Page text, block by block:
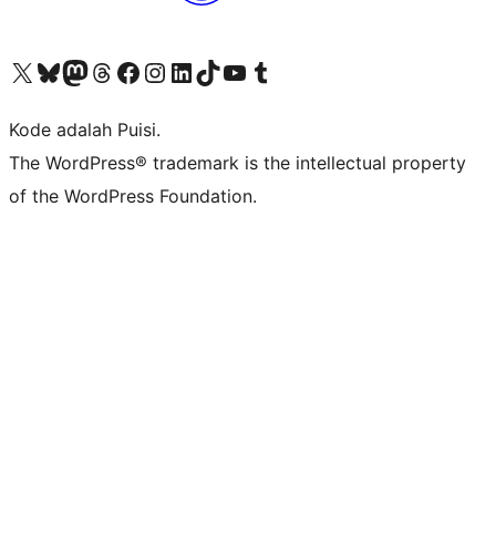
Kunjungi akun X (sebelumnya Twitter) kamiVisit our Bluesky account
Kunjungi akun Mastodon kami
Visit our Threads account
Kunjungi halaman Facebook kamiKunjungi akun Instagram kamiKunjungi akun LinkedIn kami
Visit our TikTok account
Kunjungi channel YouTube kamiVisit our Tumblr account
Kode adalah Puisi.
The WordPress® trademark is the intellectual property
of the WordPress Foundation.